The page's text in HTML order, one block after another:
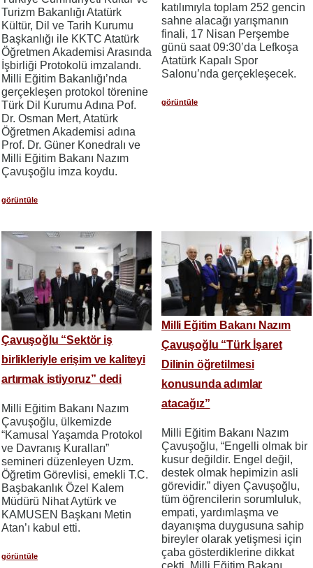
Turizm Bakanlığı Atatürk
Kültür, Dil ve Tarih Kurumu
Başkanlığı ile KKTC Atatürk
Öğretmen Akademisi Arasında
İşbirliği Protokolü imzalandı.
Milli Eğitim Bakanlığı’nda
gerçekleşen protokol törenine
Türk Dil Kurumu Adına Pof.
Dr. Osman Mert, Atatürk
Öğretmen Akademisi adına
Prof. Dr. Güner Konedralı ve
Milli Eğitim Bakanı Nazım
Çavuşoğlu imza koydu.
görüntüle
katılımıyla toplam 252 gencin
sahne alacağı yarışmanın
finali, 17 Nisan Perşembe
günü saat 09:30’da Lefkoşa
Atatürk Kapalı Spor
Salonu’nda gerçekleşecek.
görüntüle
Çavuşoğlu “Sektör iş
birlikleriyle erişim ve kaliteyi
artırmak istiyoruz” dedi
Milli Eğitim Bakanı Nazım
Çavuşoğlu, ülkemizde
“Kamusal Yaşamda Protokol
ve Davranış Kuralları”
semineri düzenleyen Uzm.
Öğretim Görevlisi, emekli T.C.
Başbakanlık Özel Kalem
Müdürü Nihat Aytürk ve
KAMUSEN Başkanı Metin
Atan’ı kabul etti.
görüntüle
Milli Eğitim Bakanı Nazım
Çavuşoğlu “Türk İşaret
Dilinin öğretilmesi
konusunda adımlar
atacağız”
Milli Eğitim Bakanı Nazım
Çavuşoğlu, “Engelli olmak bir
kusur değildir. Engel değil,
destek olmak hepimizin asli
görevidir.” diyen Çavuşoğlu,
tüm öğrencilerin sorumluluk,
empati, yardımlaşma ve
dayanışma duygusuna sahip
bireyler olarak yetişmesi için
çaba gösterdiklerine dikkat
çekti. Milli Eğitim Bakanı